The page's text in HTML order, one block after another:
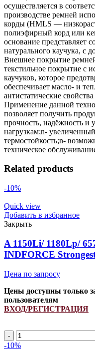
осуществляется в
производстве ремней
корды (HMLS —
полиэфирный корд или
основание представляет
натурального каучука, с
Внешнее покрытие
текстильное покрытие с
каучуков, которое
обеспечивает масло- и
антистатические
Применение данной
позволяет получить
прочность, надёжность и
нагрузкам;n-
термостойкость;n-
техническое
Related products
-10%
Quick view
Добавить в избранное
Закрыть
A 1150Li/ 1180Lp/
INDFORCE
Цена по запросу
Цены доступны только
пользователям
ВХОД/РЕГИСТРАЦИЯ
A
1150Li/
-10%